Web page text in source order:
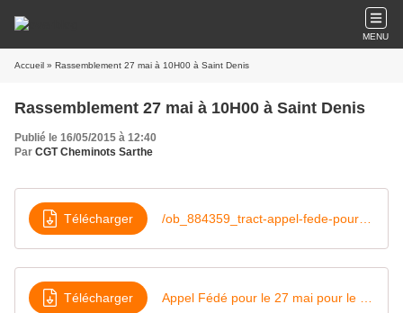
MENU
Accueil » Rassemblement 27 mai à 10H00 à Saint Denis
Rassemblement 27 mai à 10H00 à Saint Denis
Publié le 16/05/2015 à 12:40
Par CGT Cheminots Sarthe
Télécharger
Télécharger